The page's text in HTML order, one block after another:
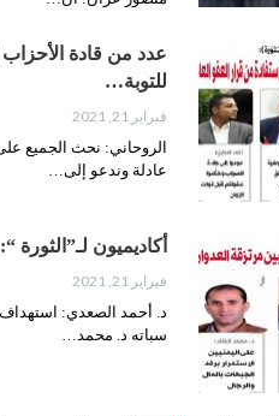
عدد من قادة الأحزاب
للتوبة…
فبراير 21, 2021
الروحاني: نحث الجميع
عادلة وندعو إلى…
أكاديميون
فبراير 21, 2021
د. أحمد الصعدي:
سباته د. محمد…